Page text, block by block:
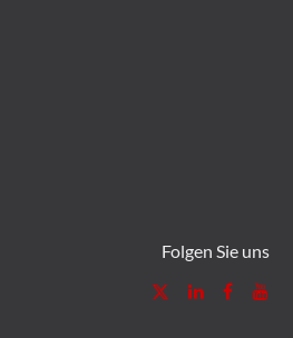
Folgen Sie uns